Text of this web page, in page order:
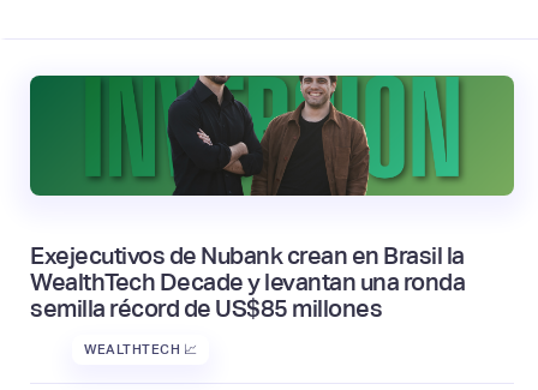
Exejecutivos de Nubank crean en Brasil la
WealthTech Decade y levantan una ronda
semilla récord de US$85 millones
WEALTHTECH 📈